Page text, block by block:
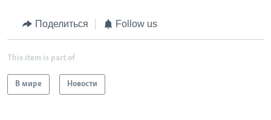
Поделиться Follow us
This item is part of
В мире Новости